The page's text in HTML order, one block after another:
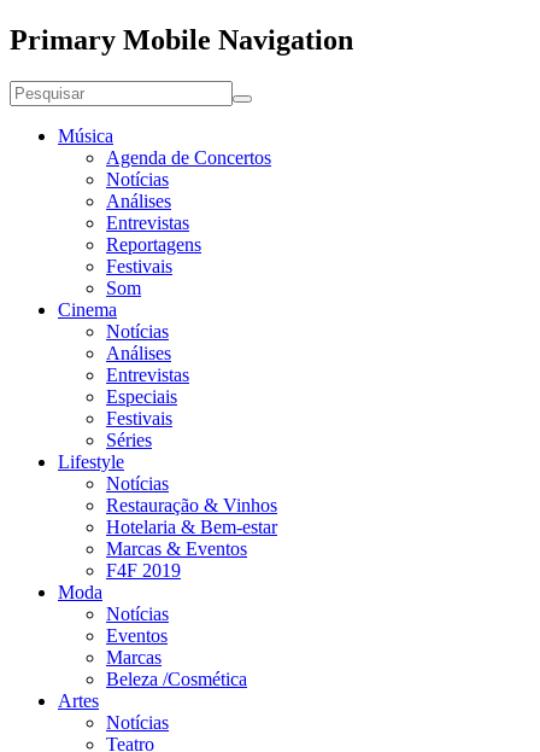
Primary Mobile Navigation
Música
Agenda de Concertos
Notícias
Análises
Entrevistas
Reportagens
Festivais
Som
Cinema
Notícias
Análises
Entrevistas
Especiais
Festivais
Séries
Lifestyle
Notícias
Restauração & Vinhos
Hotelaria & Bem-estar
Marcas & Eventos
F4F 2019
Moda
Notícias
Eventos
Marcas
Beleza /Cosmética
Artes
Notícias
Teatro